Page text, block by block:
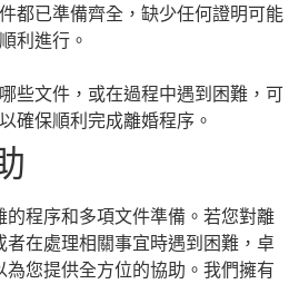
都已準備齊全，缺少任何證明可能
利進行。
些文件，或在過程中遇到困難，可
確保順利完成離婚程序。
程序和多項文件準備。若您對離
在處理相關事宜時遇到困難，卓
您提供全方位的協助。我們擁有